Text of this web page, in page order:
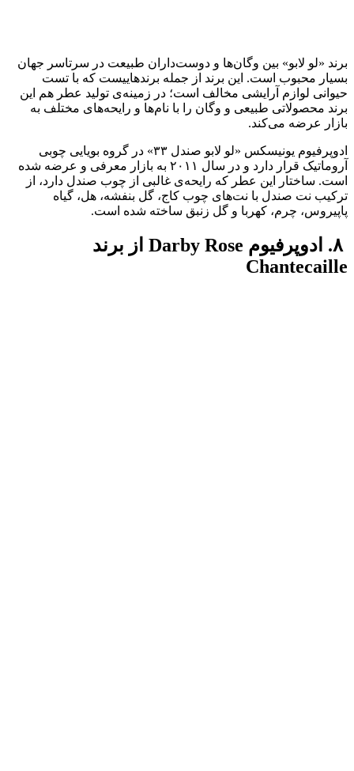
برند «لو لابو» بین وگان‌ها و دوست‌داران طبیعت در سرتاسر جهان
بسیار محبوب است. این برند از جمله برندهاییست که با تست
حیوانی لوازم آرایشی مخالف است؛ در زمینه‌ی تولید عطر هم این
برند محصولاتی طبیعی و وگان را با نام‌ها و رایحه‌های مختلف به
بازار عرضه می‌کند.
ادوپرفیوم یونیسکس «لو لابو صندل ۳۳» در گروه بویایی چوبی
آروماتیک قرار دارد و در سال ۲۰۱۱ به بازار معرفی و عرضه شده
است. ساختار این عطر که رایحه‌ی غالبی از چوب صندل دارد، از
ترکیب نت صندل با نت‌های چوب کاج، گل بنفشه، هل، گیاه
پاپیروس، چرم، کهربا و گل زنبق ساخته شده است.
۸. ادوپرفیوم Darby Rose از برند
Chantecaille